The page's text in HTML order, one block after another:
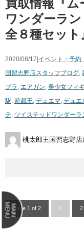
買取情報『
ワンダーラ
全８種セット
2020/08/17| イベント・予約
国習志野店スタッフブログ,
プラ , エアガン, 美少女フィ
駆, 遊戯王, デュエマ, デュエ
テ, ツイステッドワンダーラ
桃太郎王国習志野店
Page 1 of 2 1 2
MAIN
MENU